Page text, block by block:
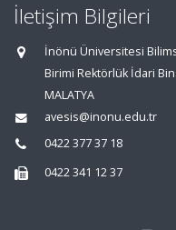
İletişim Bilgileri
İnönü Üniversitesi
Birimi Rektörlük İdari
MALATYA
avesis@inonu.edu.tr
0422 377 37 18
0422 341 12 37